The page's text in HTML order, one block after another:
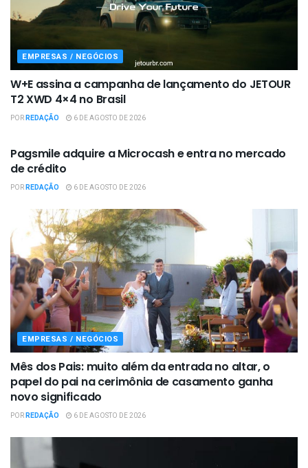
EMPRESAS / NEGÓCIOS
W+E assina a campanha de lançamento do JETOUR
T2 XWD 4×4 no Brasil
PORREDAÇÃO 6 DE AGOSTO DE 2026
Pagsmile adquire a Microcash e entra no mercado
de crédito
PORREDAÇÃO 6 DE AGOSTO DE 2026
EMPRESAS / NEGÓCIOS
Mês dos Pais: muito além da entrada no altar, o
papel do pai na cerimônia de casamento ganha
novo significado
PORREDAÇÃO 6 DE AGOSTO DE 2026